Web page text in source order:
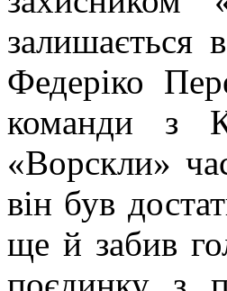
залишається
Федеріко
команди з
«Ворскли»
він був
ще й забив